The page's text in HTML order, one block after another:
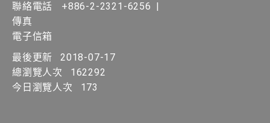
聯絡電話
+886-2-2321-6256 |
傳真
電子信箱
最後更新
2018-07-17
總瀏覽人次
162292
今日瀏覽人次
173